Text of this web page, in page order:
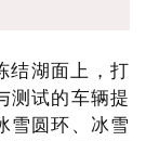
结湖面上，打
测试的车辆提
雪圆环、冰雪